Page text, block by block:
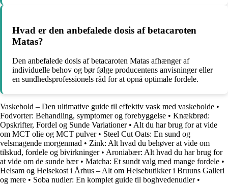
Hvad er den anbefalede dosis af betacaroten
Matas?
Den anbefalede dosis af betacaroten Matas afhænger af
individuelle behov og bør følge producentens anvisninger eller
en sundhedsprofessionels råd for at opnå optimale fordele.
Vaskebold – Den ultimative guide til effektiv vask med vaskebolde •
Fodvorter: Behandling, symptomer og forebyggelse • Knækbrød:
Opskrifter, Fordel og Sunde Variationer• Alt du har brug for at vide
om MCT olie og MCT pulver• Steel Cut Oats: En sund og
velsmagende morgenmad • Zink: Alt hvad du behøver at vide om
tilskud, fordele og bivirkninger• Aroniabær: Alt hvad du har brug for
at vide om de sunde bær• Matcha: Et sundt valg med mange fordele •
Helsam og Helsekost i Århus – Alt om Helsebutikker i Bruuns Galleri
og mere • Soba nudler: En komplet guide til boghvedenudler•